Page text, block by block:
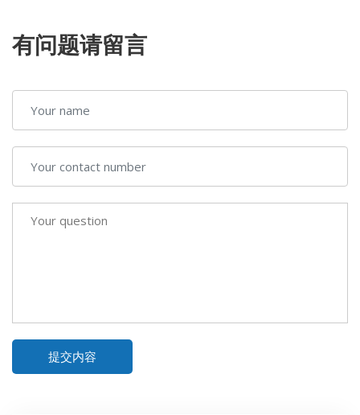
有问题请留言
提交内容